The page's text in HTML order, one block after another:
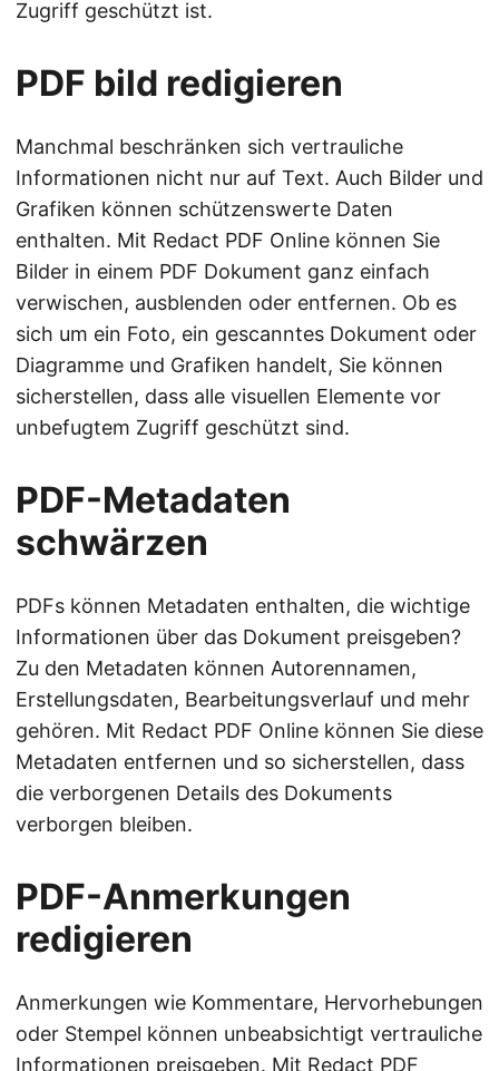
Zugriff geschützt ist.
PDF bild redigieren
Manchmal beschränken sich vertrauliche
Informationen nicht nur auf Text. Auch Bilder und
Grafiken können schützenswerte Daten
enthalten. Mit Redact PDF Online können Sie
Bilder in einem PDF Dokument ganz einfach
verwischen, ausblenden oder entfernen. Ob es
sich um ein Foto, ein gescanntes Dokument oder
Diagramme und Grafiken handelt, Sie können
sicherstellen, dass alle visuellen Elemente vor
unbefugtem Zugriff geschützt sind.
PDF-Metadaten
schwärzen
PDFs können Metadaten enthalten, die wichtige
Informationen über das Dokument preisgeben?
Zu den Metadaten können Autorennamen,
Erstellungsdaten, Bearbeitungsverlauf und mehr
gehören. Mit Redact PDF Online können Sie diese
Metadaten entfernen und so sicherstellen, dass
die verborgenen Details des Dokuments
verborgen bleiben.
PDF-Anmerkungen
redigieren
Anmerkungen wie Kommentare, Hervorhebungen
oder Stempel können unbeabsichtigt vertrauliche
Informationen preisgeben. Mit Redact PDF